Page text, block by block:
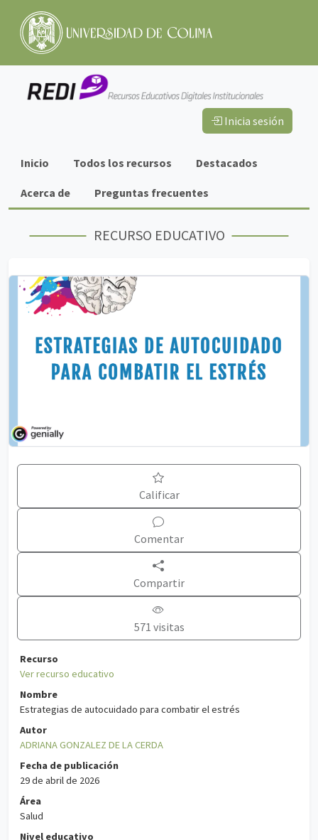
Inicia sesión
Información
Inicio Todos los recursos Destacados
Acerca de Preguntas frecuentes
RECURSO EDUCATIVO
Calificar
Comentar
Compartir
571 visitas
Recurso
Ver recurso educativo
Nombre
Estrategias de autocuidado para combatir el estrés
Autor
ADRIANA GONZALEZ DE LA CERDA
Fecha de publicación
29 de abril de 2026
Área
Salud
Nivel educativo